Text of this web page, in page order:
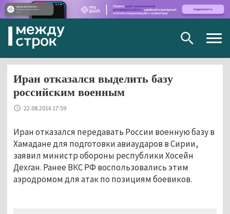
Иран отказался выделить базу
российским военным
22.08.2016 17:59
Иран отказался передавать России военную базу в
Хамадане для подготовки авиаударов в Сирии,
заявил министр обороны республики Хосейн
Дехган. Ранее ВКС РФ воспользовались этим
аэродромом для атак по позициям боевиков.